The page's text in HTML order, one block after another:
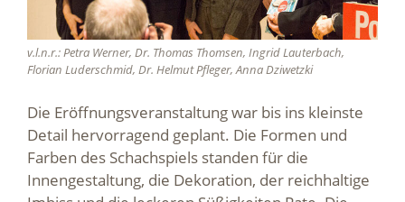
v.l.n.r.: Petra Werner, Dr. Thomas Thomsen, Ingrid Lauterbach,
Florian Luderschmid, Dr. Helmut Pfleger, Anna Dziwetzki
Die Eröffnungsveranstaltung war bis ins kleinste
Detail hervorragend geplant. Die Formen und
Farben des Schachspiels standen für die
Innengestaltung, die Dekoration, der reichhaltige